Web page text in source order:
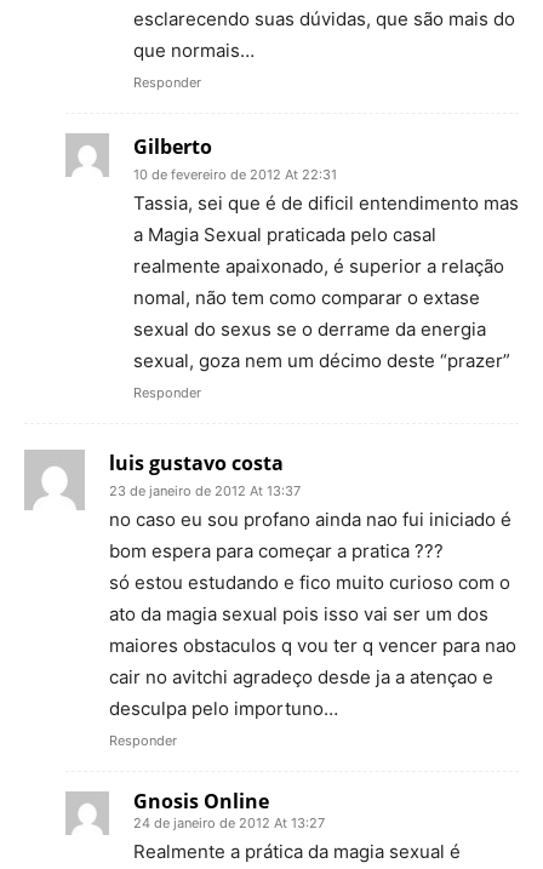
esclarecendo suas dúvidas, que são mais do
que normais…
Responder
Gilberto
10 de fevereiro de 2012 At 22:31
Tassia, sei que é de dificil entendimento mas
a Magia Sexual praticada pelo casal
realmente apaixonado, é superior a relação
nomal, não tem como comparar o extase
sexual do sexus se o derrame da energia
sexual, goza nem um décimo deste “prazer”
Responder
luis gustavo costa
23 de janeiro de 2012 At 13:37
no caso eu sou profano ainda nao fui iniciado é
bom espera para começar a pratica ???
só estou estudando e fico muito curioso com o
ato da magia sexual pois isso vai ser um dos
maiores obstaculos q vou ter q vencer para nao
cair no avitchi agradeço desde ja a atençao e
desculpa pelo importuno…
Responder
Gnosis Online
24 de janeiro de 2012 At 13:27
Realmente a prática da magia sexual é